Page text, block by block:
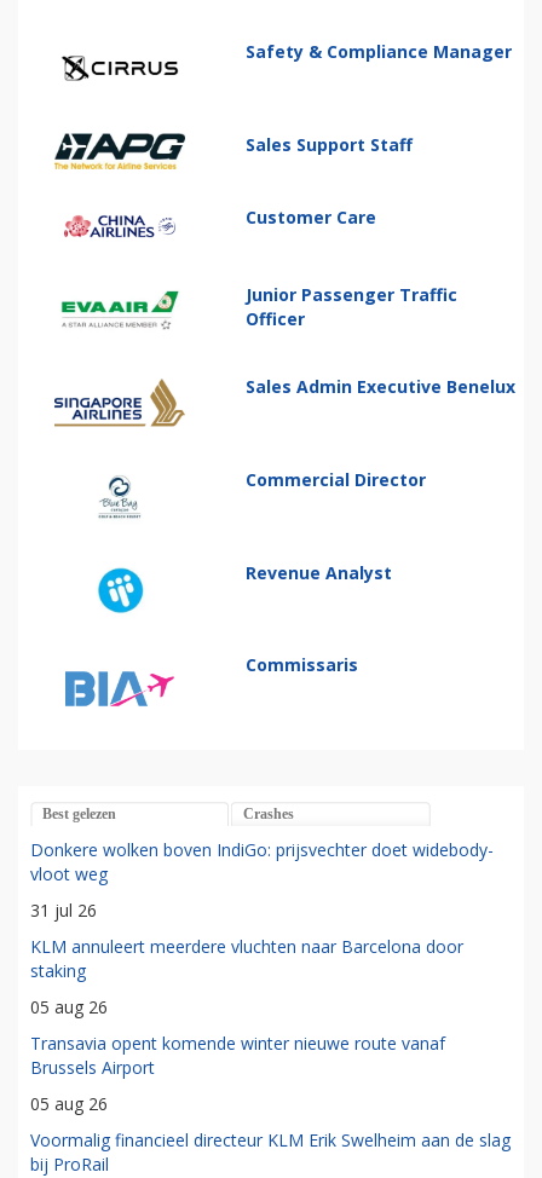
Safety & Compliance Manager
Sales Support Staff
Customer Care
Junior Passenger Traffic
Officer
Sales Admin Executive Benelux
Commercial Director
Revenue Analyst
Commissaris
Best gelezen Crashes
Donkere wolken boven IndiGo: prijsvechter doet widebody-
vloot weg
31 jul 26
KLM annuleert meerdere vluchten naar Barcelona door
staking
05 aug 26
Transavia opent komende winter nieuwe route vanaf
Brussels Airport
05 aug 26
Voormalig financieel directeur KLM Erik Swelheim aan de slag
bij ProRail